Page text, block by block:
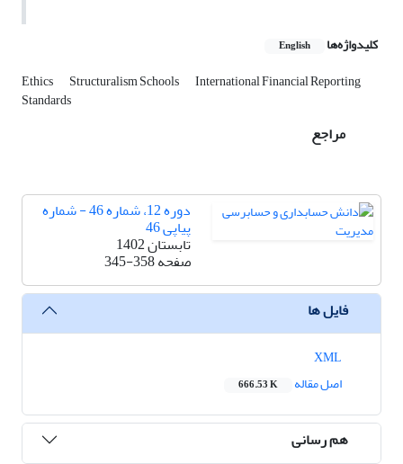
کلیدواژه‌ها English
Ethics Structuralism Schools International Financial Reporting
Standards
مراجع
دوره 12، شماره 46 - شماره
پیاپی 46
تابستان 1402
صفحه345-358
فایل ها
اصل مقاله
666.53 K
هم رسانی